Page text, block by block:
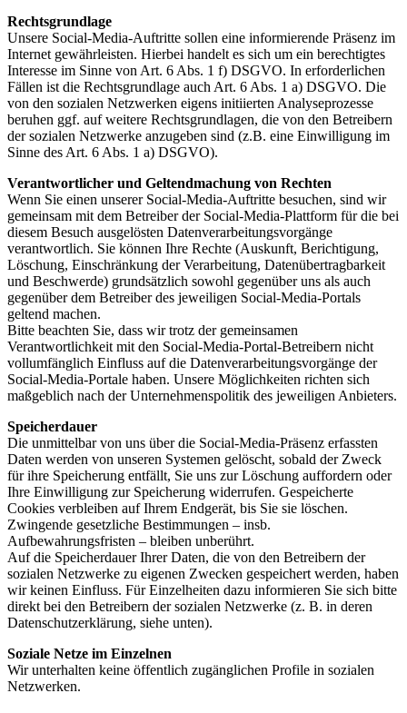
Rechtsgrundlage
Unsere Social-Media-Auftritte sollen eine informierende Präsenz im
Internet gewährleisten. Hierbei handelt es sich um ein berechtigtes
Interesse im Sinne von Art. 6 Abs. 1 f) DSGVO. In erforderlichen
Fällen ist die Rechtsgrundlage auch Art. 6 Abs. 1 a) DSGVO. Die
von den sozialen Netzwerken eigens initiierten Analyseprozesse
beruhen ggf. auf weitere Rechtsgrundlagen, die von den Betreibern
der sozialen Netzwerke anzugeben sind (z.B. eine Einwilligung im
Sinne des Art. 6 Abs. 1 a) DSGVO).
Verantwortlicher und Geltendmachung von Rechten
Wenn Sie einen unserer Social-Media-Auftritte besuchen, sind wir
gemeinsam mit dem Betreiber der Social-Media-Plattform für die bei
diesem Besuch ausgelösten Datenverarbeitungsvorgänge
verantwortlich. Sie können Ihre Rechte (Auskunft, Berichtigung,
Löschung, Einschränkung der Verarbeitung, Datenübertragbarkeit
und Beschwerde) grundsätzlich sowohl gegenüber uns als auch
gegenüber dem Betreiber des jeweiligen Social-Media-Portals
geltend machen.
Bitte beachten Sie, dass wir trotz der gemeinsamen
Verantwortlichkeit mit den Social-Media-Portal-Betreibern nicht
vollumfänglich Einfluss auf die Datenverarbeitungsvorgänge der
Social-Media-Portale haben. Unsere Möglichkeiten richten sich
maßgeblich nach der Unternehmenspolitik des jeweiligen Anbieters.
Speicherdauer
Die unmittelbar von uns über die Social-Media-Präsenz erfassten
Daten werden von unseren Systemen gelöscht, sobald der Zweck
für ihre Speicherung entfällt, Sie uns zur Löschung auffordern oder
Ihre Einwilligung zur Speicherung widerrufen. Gespeicherte
Cookies verbleiben auf Ihrem Endgerät, bis Sie sie löschen.
Zwingende gesetzliche Bestimmungen – insb.
Aufbewahrungsfristen – bleiben unberührt.
Auf die Speicherdauer Ihrer Daten, die von den Betreibern der
sozialen Netzwerke zu eigenen Zwecken gespeichert werden, haben
wir keinen Einfluss. Für Einzelheiten dazu informieren Sie sich bitte
direkt bei den Betreibern der sozialen Netzwerke (z. B. in deren
Datenschutzerklärung, siehe unten).
Soziale Netze im Einzelnen
Wir unterhalten keine öffentlich zugänglichen Profile in sozialen
Netzwerken.